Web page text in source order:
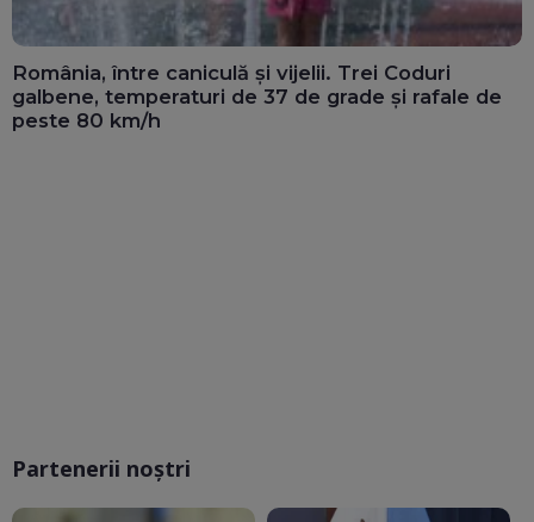
România, între caniculă și vijelii. Trei Coduri
galbene, temperaturi de 37 de grade și rafale de
peste 80 km/h
Partenerii noștri